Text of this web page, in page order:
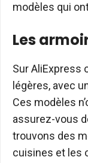
modèles qui
Les
Sur AliExpress
légères, avec
Ces modèles
assurez-vous
trouvons des
cuisines et les